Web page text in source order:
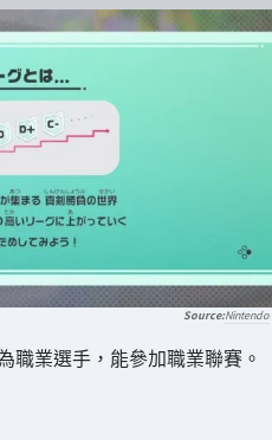
Nintendo
職業選手，能參加職業聯賽。